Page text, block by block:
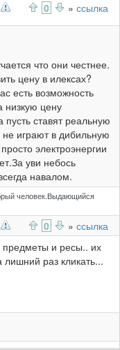
0 » ссылка
что они честнее.
цену в илексах?
есть возможность
низкую цену
пусть ставят реальную
не играют в дибильную
электроэнергии
уви небось
навалом.
человек.Выдающийся
0 » ссылка
предметы и ресы.. их
лишний раз кликать...